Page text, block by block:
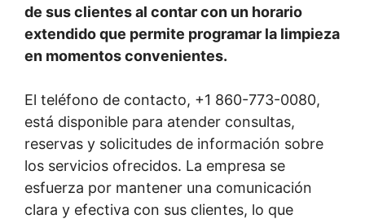
de sus clientes al contar con un horario
extendido que permite programar la limpieza
en momentos convenientes.
El teléfono de contacto, +1 860-773-0080,
está disponible para atender consultas,
reservas y solicitudes de información sobre
los servicios ofrecidos. La empresa se
esfuerza por mantener una comunicación
clara y efectiva con sus clientes, lo que